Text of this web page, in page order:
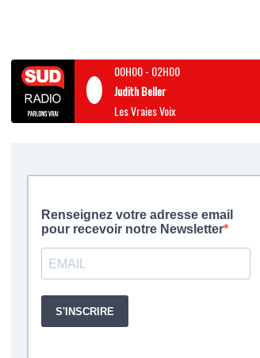
00H00- 02H00
Judith Beller
Les Vraies Voix